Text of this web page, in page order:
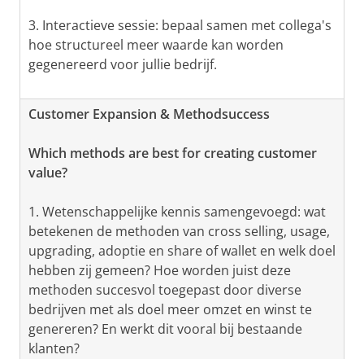
3. Interactieve sessie: bepaal samen met collega's
hoe structureel meer waarde kan worden
gegenereerd voor jullie bedrijf.
Customer Expansion & Methodsuccess
Which methods are best for creating customer
value?
1. Wetenschappelijke kennis samengevoegd: wat
betekenen de methoden van cross selling, usage,
upgrading, adoptie en share of wallet en welk doel
hebben zij gemeen? Hoe worden juist deze
methoden succesvol toegepast door diverse
bedrijven met als doel meer omzet en winst te
genereren? En werkt dit vooral bij bestaande
klanten?